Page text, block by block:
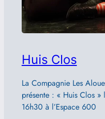
Huis Clos
La Compagnie Les
présente : « Huis Clos
16h30 à l’Espace 600